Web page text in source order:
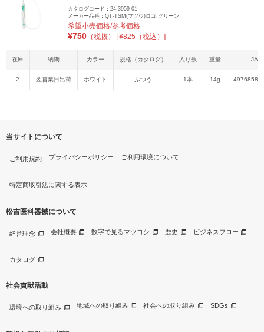
カタログコード：24-3959-01
メーカー品番：QT-TSM(フツウ)ロゴ:グリーン
希望小売価格/参考価格
¥750 （税抜） [¥825（税込）]
在庫 納期 カラー 規格（カタログ） 入り数 重量 JAN
2 翌営業日出荷 ホワイト ふつう 1本 14g
当サイトについて
ご利用規約 プライバシーポリシー ご利用環境について
特定商取引法に関する表示
松吉医科器械について
経営理念 会社概要 数字で見るマツヨシ 歴史 ビジネスフロー
カタログ
社会貢献活動
環境への取り組み 地域への取り組み 社会への取り組み SDGs